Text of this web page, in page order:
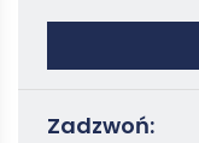
Zadzwoń: